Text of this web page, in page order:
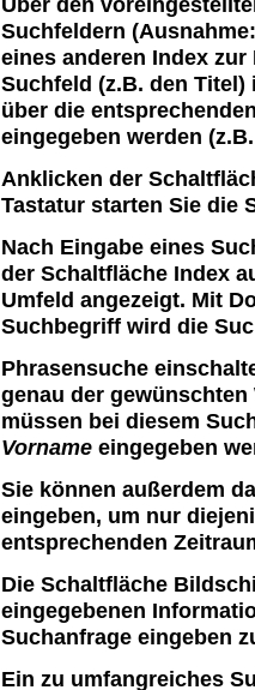
Suchfeldern
eines anderen Index
Suchfeld (z.B. den
über die
eingegeben werden
Anklicken der
Tastatur starten Sie die
Nach Eingabe eines
der Schaltfläche Index
Umfeld angezeigt. Mit
Suchbegriff wird die
Phrasensuche
genau der
müssen bei diesem
Vorname eingegeben
Sie können außerdem
eingeben, um nur
entsprechenden
Die Schaltfläche
eingegebenen
Suchanfrage eingeben
Ein zu umfangreiches